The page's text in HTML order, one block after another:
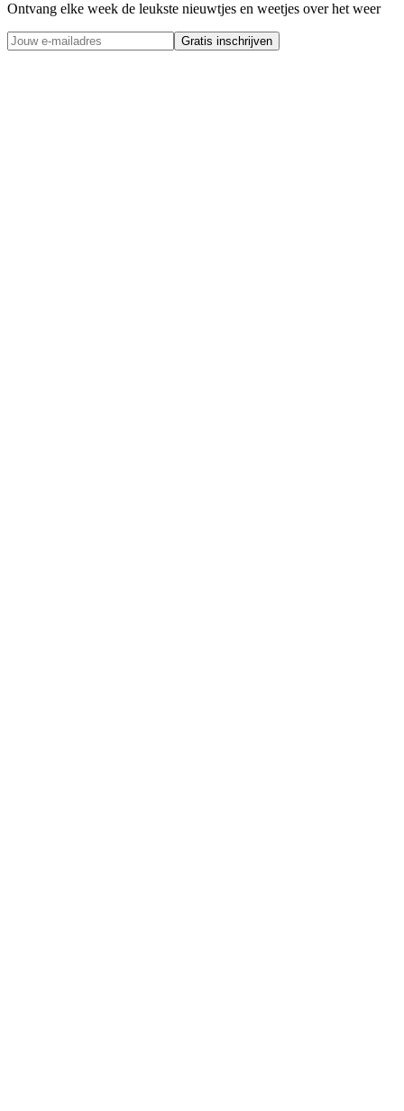
Ontvang elke week de leukste nieuwtjes en weetjes over het weer
Gratis inschrijven